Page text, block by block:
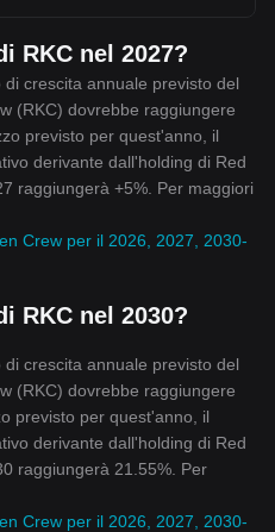
RKC nel 2027?
crescita annuale previsto del
(RKC) dovrebbe raggiungere
previsto per quest'anno, il
derivante dall'holding di Red
raggiungerà +5%. Per maggiori
Crew per il 2026, 2027, 2030-
RKC nel 2030?
crescita annuale previsto del
(RKC) dovrebbe raggiungere
previsto per quest'anno, il
derivante dall'holding di Red
raggiungerà 21.55%. Per
Crew per il 2026, 2027, 2030-